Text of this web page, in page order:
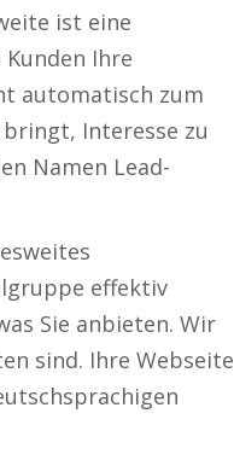
ist eine
Ihre
automatisch zum
Interesse zu
Namen Lead-
effektiv
Sie anbieten. Wir
sind. Ihre Webseite